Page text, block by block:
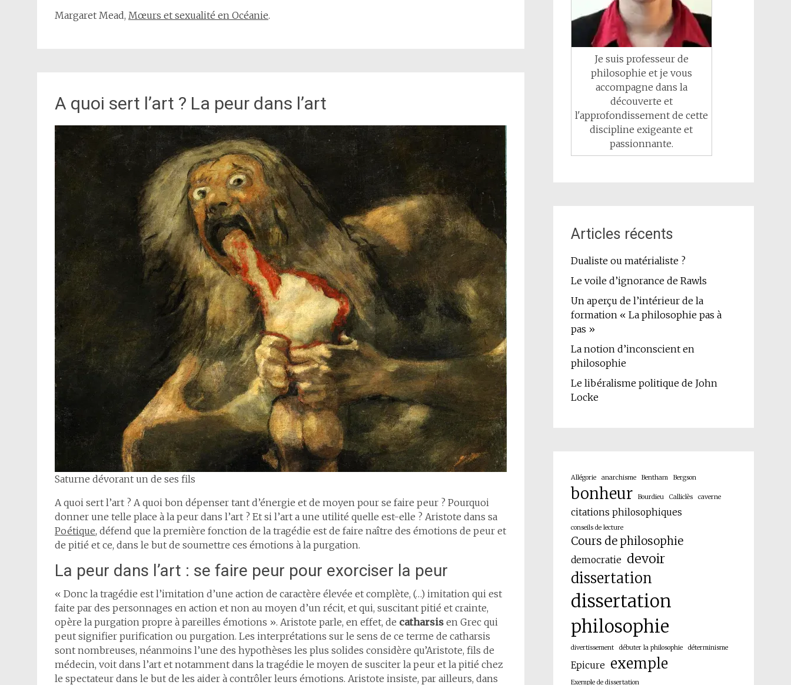
Margaret Mead, Mœurs et sexualité en Océanie.
A quoi sert l’art ? La peur dans l’art
Saturne dévorant un de ses fils
A quoi sert l’art ? A quoi bon dépenser tant d’énergie et de moyen pour se faire peur ? Pourquoi
donner une telle place à la peur dans l’art ? Et si l’art a une utilité quelle est-elle ? Aristote dans sa
Poétique, défend que la première fonction de la tragédie est de faire naître des émotions de peur et
de pitié et ce, dans le but de soumettre ces émotions à la purgation.
La peur dans l’art : se faire peur pour exorciser la peur
« Donc la tragédie est l’imitation d’une action de caractère élevée et complète, (…) imitation qui est
faite par des personnages en action et non au moyen d’un récit, et qui, suscitant pitié et crainte,
opère la purgation propre à pareilles émotions ». Aristote parle, en effet, de catharsis en Grec qui
peut signifier purification ou purgation. Les interprétations sur le sens de ce terme de catharsis
sont nombreuses, néanmoins l’une des hypothèses les plus solides considère qu’Aristote, fils de
médecin, voit dans l’art et notamment dans la tragédie le moyen de susciter la peur et la pitié chez
le spectateur dans le but de les aider à contrôler leurs émotions. Aristote insiste, par ailleurs, dans
Je suis professeur de
philosophie et je vous
accompagne dans la
découverte et
l'approfondissement de cette
discipline exigeante et
passionnante.
Articles récents
Dualiste ou matérialiste ?
Le voile d’ignorance de Rawls
Un aperçu de l’intérieur de la
formation « La philosophie pas à
pas »
La notion d’inconscient en
philosophie
Le libéralisme politique de John
Locke
Allégorie anarchisme Bentham Bergson
bonheur Bourdieu Calliclès caverne
citations philosophiques
conseils de lecture
Cours de philosophie
democratie devoir
dissertation
dissertation
philosophie
divertissement débuter la philosophie déterminisme
Epicure exemple
Exemple de dissertation